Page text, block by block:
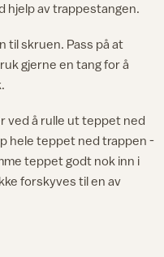
hjelp av trappestangen.
til skruen. Pass på at
gjerne en tang for å
ved å rulle ut teppet ned
hele teppet ned trappen -
teppet godt nok inn i
forskyves til en av